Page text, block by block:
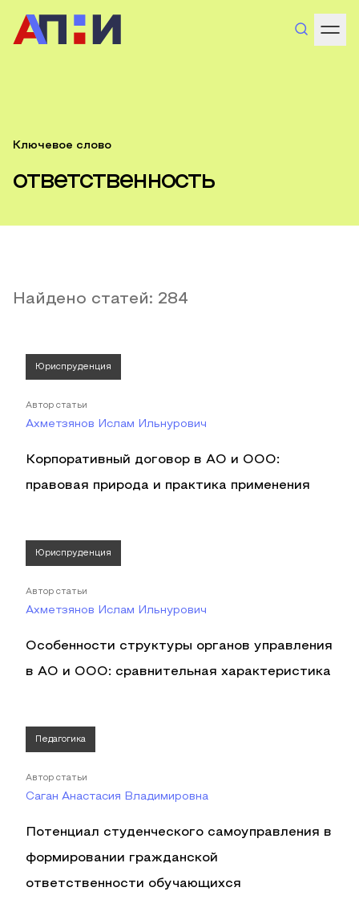
Ключевое слово
ответственность
Найдено статей: 284
Юриспруденция
Автор статьи
Ахметзянов Ислам Ильнурович
Корпоративный договор в АО и ООО:
правовая природа и практика применения
Юриспруденция
Автор статьи
Ахметзянов Ислам Ильнурович
Особенности структуры органов управления
в АО и ООО: сравнительная характеристика
Педагогика
Автор статьи
Саган Анастасия Владимировна
Потенциал студенческого самоуправления в
формировании гражданской
ответственности обучающихся